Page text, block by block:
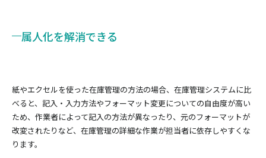
属人化を解消できる
紙やエクセルを使った在庫管理の方法の場合、在庫管理システムに比
べると、記入・入力方法やフォーマット変更についての自由度が高い
ため、作業者によって記入の方法が異なったり、元のフォーマットが
改変されたりなど、在庫管理の詳細な作業が担当者に依存しやすくな
ります。